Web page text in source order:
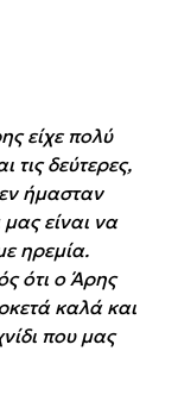
είχε πολύ
τις δεύτερες,
ήμασταν
είναι να
ηρεμία.
ότι ο Άρης
καλά και
που μας